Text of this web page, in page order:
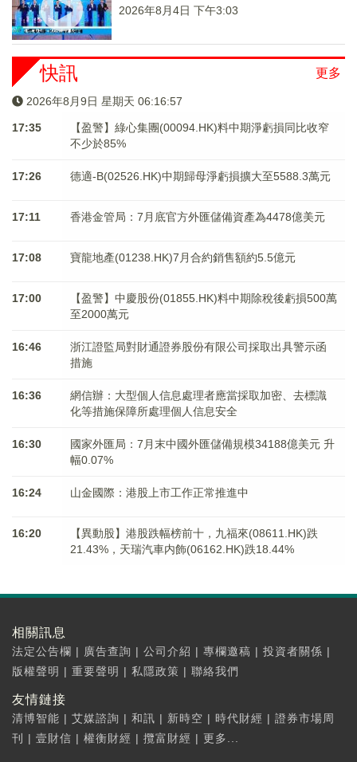
2026年8月4日 下午3:03
更多
快訊
2026年8月9日 星期天 06:16:57
17:35
【盈警】綠心集團(00094.HK)料中期淨虧損同比收窄
不少於85%
17:26 德適-B(02526.HK)中期歸母淨虧損擴大至5588.3萬元
17:11 香港金管局：7月底官方外匯儲備資產為4478億美元
17:08 寶龍地產(01238.HK)7月合約銷售額約5.5億元
17:00
【盈警】中慶股份(01855.HK)料中期除稅後虧損500萬
至2000萬元
16:46
浙江證監局對財通證券股份有限公司採取出具警示函
措施
16:36
網信辦：大型個人信息處理者應當採取加密、去標識
化等措施保障所處理個人信息安全
16:30
國家外匯局：7月末中國外匯儲備規模34188億美元 升
幅0.07%
16:24 山金國際：港股上市工作正常推進中
16:20
【異動股】港股跌幅榜前十，九福來(08611.HK)跌
21.43%，天瑞汽車内飾(06162.HK)跌18.44%
相關訊息
法定公告欄 | 廣告查詢 | 公司介紹 | 專欄邀稿 | 投資者關係 |
版權聲明 | 重要聲明 | 私隱政策 | 聯絡我們
友情鏈接
清博智能 | 艾媒諮詢 | 和訊 | 新時空 | 時代財經 | 證券市場周
刊
| 壹財信 | 權衡財經 | 攬富財經 | 更多...